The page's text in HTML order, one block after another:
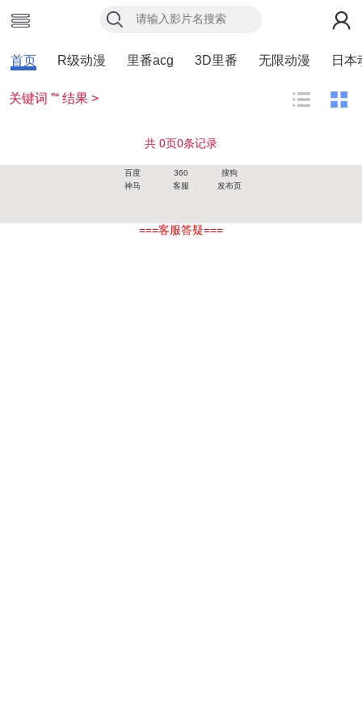
首页 R级动漫 里番acg 3D里番 无限动漫 日本
关键词 ”“ 结果 >
共 0页0条记录
百度 360
搜狗
神马
客服 发布页
===客服答疑===